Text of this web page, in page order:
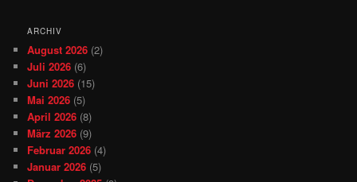
ARCHIV
August 2026 (2)
Juli 2026 (6)
Juni 2026 (15)
Mai 2026 (5)
April 2026 (8)
März 2026 (9)
Februar 2026 (4)
Januar 2026 (5)